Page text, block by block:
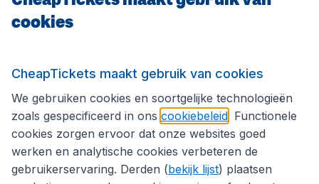
Volg CheapTickets.be
cookies
CheapTickets maakt gebruik van cookies
We gebruiken cookies en soortgelijke technologieën
zoals gespecificeerd in ons cookiebeleid . Functionele
cookies zorgen ervoor dat onze websites goed
werken en analytische cookies verbeteren de
gebruikerservaring. Derden (bekijk lijst) plaatsen